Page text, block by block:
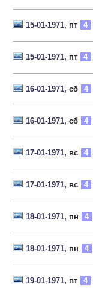
15-01-1971, пт 4
15-01-1971, пт 4
16-01-1971, сб 4
16-01-1971, сб 4
17-01-1971, вс 4
17-01-1971, вс 4
18-01-1971, пн 4
18-01-1971, пн 4
19-01-1971, вт 4